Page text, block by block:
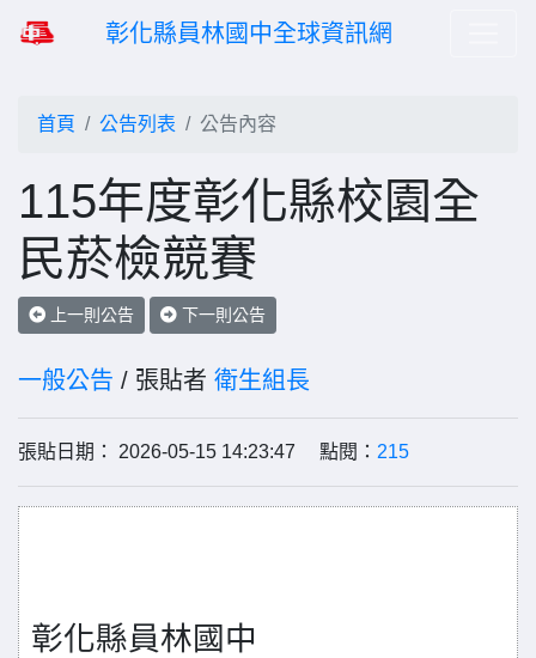
彰化縣員林國中全球資訊網
首頁 公告列表 公告內容
115年度彰化縣校園全
民菸檢競賽
上一則公告 下一則公告
一般公告 / 張貼者 衛生組長
張貼日期： 2026-05-15 14:23:47 點閱： 215
彰化縣員林國中